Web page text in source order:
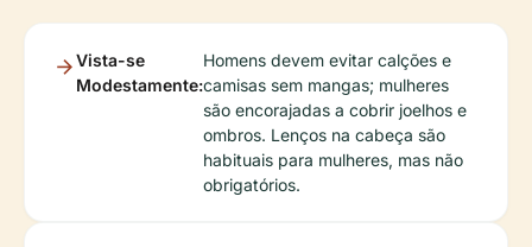
Vista-se
Modestamente:
Homens devem evitar calções e
camisas sem mangas; mulheres
são encorajadas a cobrir joelhos e
ombros. Lenços na cabeça são
habituais para mulheres, mas não
obrigatórios.